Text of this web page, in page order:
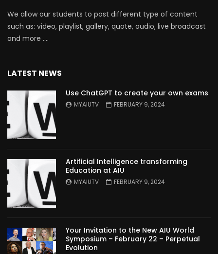
We allow our students to post different type of content
such as: video, playlist, gallery, quote, audio, live broadcast
and more ….
LATEST NEWS
Use ChatGPT to create your own exams
MYAIUTV FEBRUARY 9, 2024
Artificial Intelligence transforming
Education at AIU
MYAIUTV FEBRUARY 9, 2024
Your Invitation to the New AIU World
Symposium – February 22 – Perpetual
Evolution